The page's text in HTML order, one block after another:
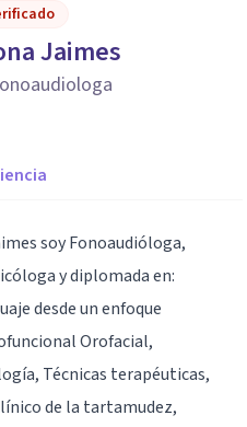
Jaimes
soy Fonoaudióloga,
y diplomada en:
desde un enfoque
Orofacial,
Técnicas terapéuticas,
de la tartamudez,